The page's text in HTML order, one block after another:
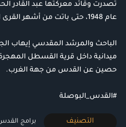
تصدرت وقائد معركتها عبد القادر
عام 1948، حتى باتت من أشهر القرى المهجرة غربي القدس.
الباحث والمرشد المقدسي إيهاب
ميدانية داخل قرية القسطل
حصين عن القدس من جهة الغرب.
#القدس_البوصلة
التصنيف برامج